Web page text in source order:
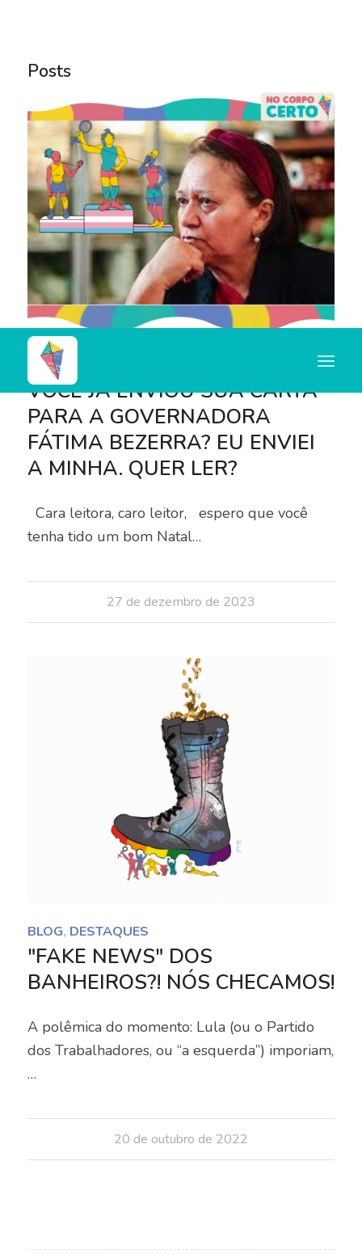
/home/u445684347/domains/nocorpocerto.net/
content/themes/enfold/config-templatebuilder/avia-
template-builder/php/asset-manager.class.phpon
line789
Notice: Trying to access array offset on value of type
null in
/home/u445684347/domains/nocorpocerto.net/
content/themes/enfold/config-templatebuilder/avia-
template-builder/php/asset-manager.class.php
line789
Posts
BLOG
VOCÊ JÁ ENVIOU SUA CARTA
PARA A GOVERNADORA
FÁTIMA BEZERRA? EU ENVIEI
A MINHA. QUER LER?
Cara leitora, caro leitor, espero que você
tenha tido um bom Natal…
27 de dezembro de 2023
BLOG, DESTAQUES
"FAKE NEWS" DOS
BANHEIROS?! NÓS CHECAMOS!
A polêmica do momento: Lula (ou o Partido
dos Trabalhadores, ou “a esquerda”) imporiam,
…
20 de outubro de 2022